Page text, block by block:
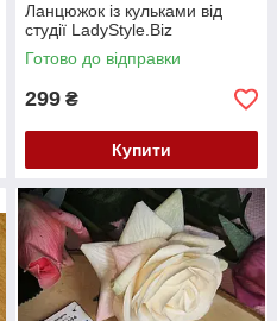
Ланцюжок із кульками від
студії LadyStyle.Biz
Готово до відправки
299 ₴
Купити